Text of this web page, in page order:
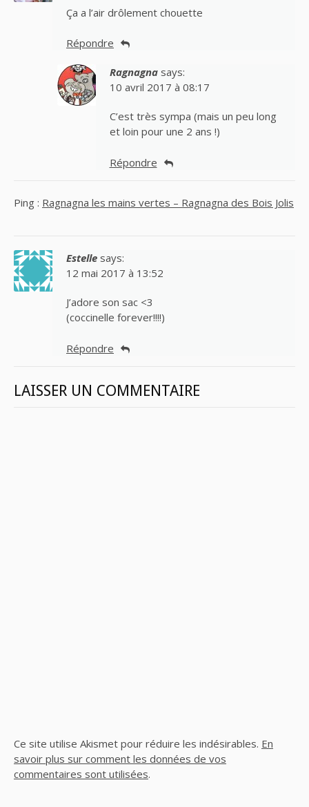
Ça a l’air drôlement chouette
Répondre
Ragnagna says:
10 avril 2017 à 08:17
C’est très sympa (mais un peu long
et loin pour une 2 ans !)
Répondre
Ping : Ragnagna les mains vertes – Ragnagna des Bois Jolis
Estelle says:
12 mai 2017 à 13:52
J’adore son sac <3
(coccinelle forever!!!!)
Répondre
LAISSER UN COMMENTAIRE
Ce site utilise Akismet pour réduire les indésirables. En
savoir plus sur comment les données de vos
commentaires sont utilisées.